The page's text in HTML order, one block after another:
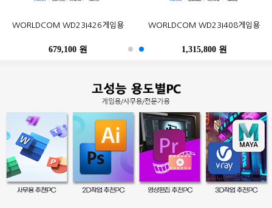
WORLDCOM WD23I426게임용
679,100 원
WORLDCOM WD23I408게임용
1,315,800 원
N100 Win10Pro (4GB, M.2
402,900 원
N10C6L2M Fanless Wi-Fi 6E Win11
486,200 원
MSI G27CQ4 E2 게이밍 170
WQHD HDR 무결점
249,000 원
한성컴퓨터 TFG32Q07P IPS QHD
리얼 75
247,500 원
포유디지탈 iMUZ 컨버터 탭 14 PRO
(스탠드 포함, SSD 256GB)
490,500 원
삼성전자 2017 노트북9 Always
NT900X3N-K517S (기본)
39,300 원
삼성전자 SL-C513W (기본토너)
259,000 원
Epson 정품 무한 L6290 (무한잉크)
396,000 원